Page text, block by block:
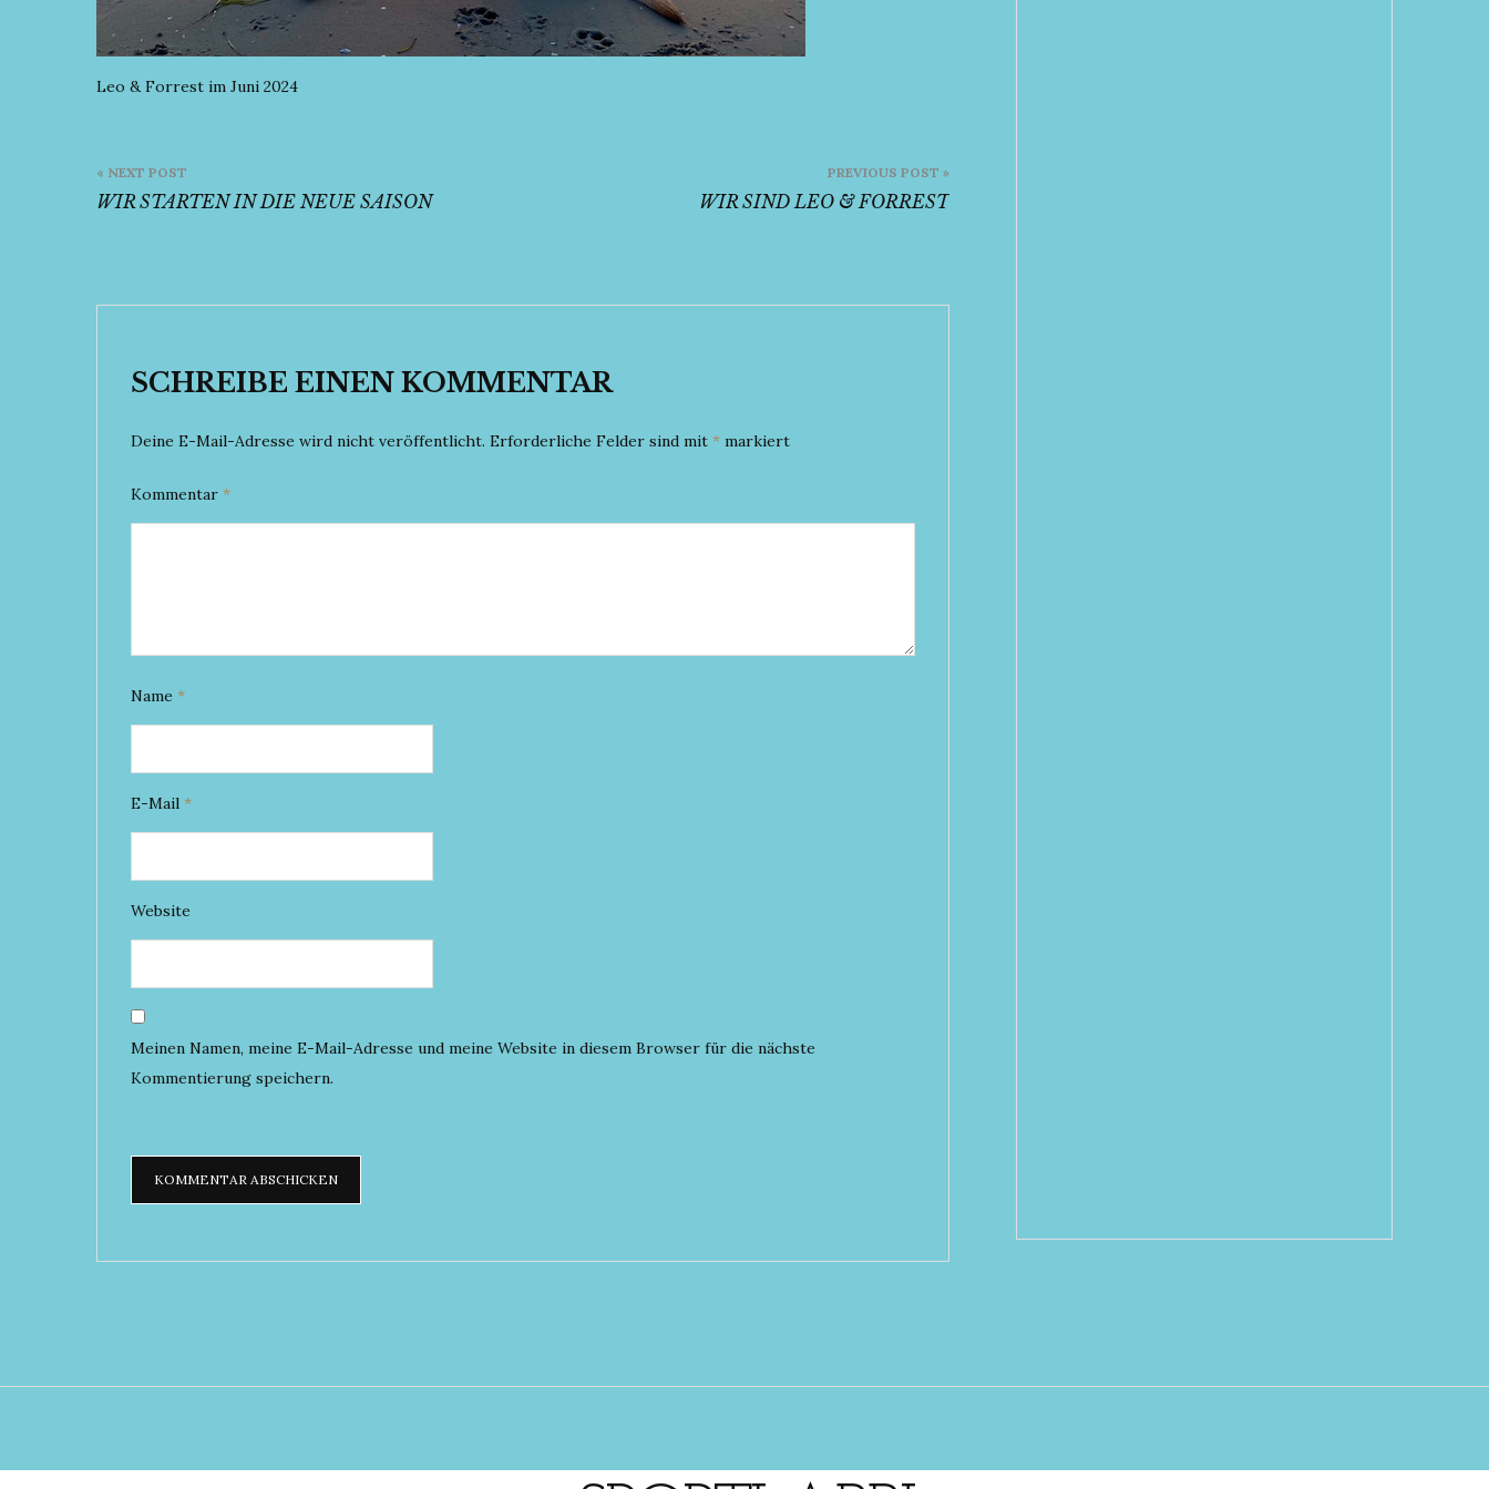
Leo & Forrest im Juni 2024
Navigation
PREVIOUS POST »
WIR SIND LEO & FORREST
« NEXT POST
WIR STARTEN IN DIE NEUE SAISON
SCHREIBE EINEN KOMMENTAR
Deine E-Mail-Adresse wird nicht veröffentlicht. Erforderliche Felder sind mit * markiert
Kommentar *
Name *
E-Mail *
Website
Meinen Namen, meine E-Mail-Adresse und meine Website in diesem Browser für die nächste
Kommentierung speichern.